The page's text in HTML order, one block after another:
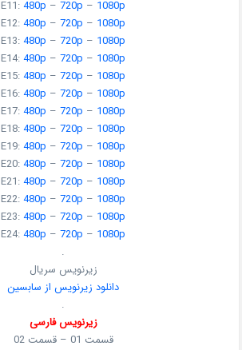
E11:480p – 720p – 1080p
E12:480p – 720p – 1080p
E13:480p – 720p – 1080p
E14:480p – 720p – 1080p
E15:480p – 720p – 1080p
E16:480p – 720p – 1080p
E17:480p – 720p – 1080p
E18:480p – 720p – 1080p
E19:480p – 720p – 1080p
E20:480p – 720p – 1080p
E21:480p – 720p – 1080p
E22:480p – 720p – 1080p
E23:480p – 720p – 1080p
E24:480p – 720p – 1080p
.
زیرنویس سریال
دانلود زیرنویس از سابسین
.
زیرنویس فارسی
قسمت 01 – قسمت 02